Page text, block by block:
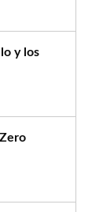
y los